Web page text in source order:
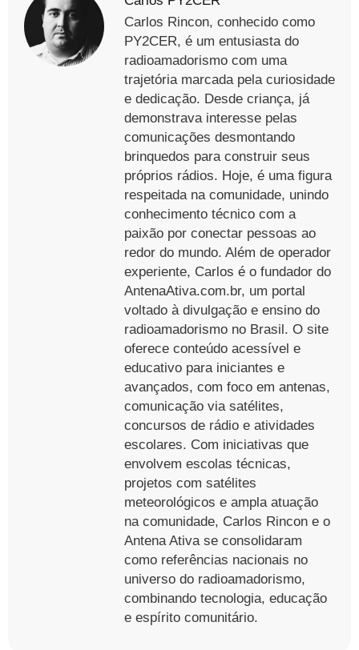
Carlos Rincon, conhecido como
PY2CER, é um entusiasta do
radioamadorismo com uma
trajetória marcada pela curiosidade
e dedicação. Desde criança, já
demonstrava interesse pelas
comunicações desmontando
brinquedos para construir seus
próprios rádios. Hoje, é uma figura
respeitada na comunidade, unindo
conhecimento técnico com a
paixão por conectar pessoas ao
redor do mundo. Além de operador
experiente, Carlos é o fundador do
AntenaAtiva.com.br, um portal
voltado à divulgação e ensino do
radioamadorismo no Brasil. O site
oferece conteúdo acessível e
educativo para iniciantes e
avançados, com foco em antenas,
comunicação via satélites,
concursos de rádio e atividades
escolares. Com iniciativas que
envolvem escolas técnicas,
projetos com satélites
meteorológicos e ampla atuação
na comunidade, Carlos Rincon e o
Antena Ativa se consolidaram
como referências nacionais no
universo do radioamadorismo,
combinando tecnologia, educação
e espírito comunitário.